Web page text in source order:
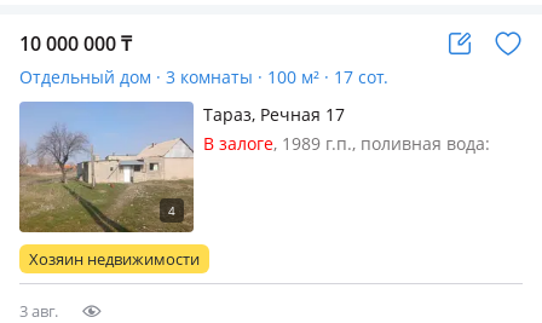
10 000 000₸
Отдельный дом · 3 комнаты · 100 м² · 17 сот.
Тараз, Речная 17
В залоге, 1989 г.п., поливная вода:
Хозяин недвижимости
3 авг.